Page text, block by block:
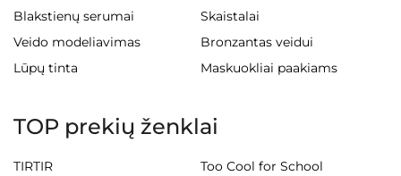
Blakstienų serumai
Skaistalai
Veido modeliavimas
Bronzantas veidui
Lūpų tinta
Maskuokliai paakiams
TOP prekių ženklai
TIRTIR
Too Cool for School